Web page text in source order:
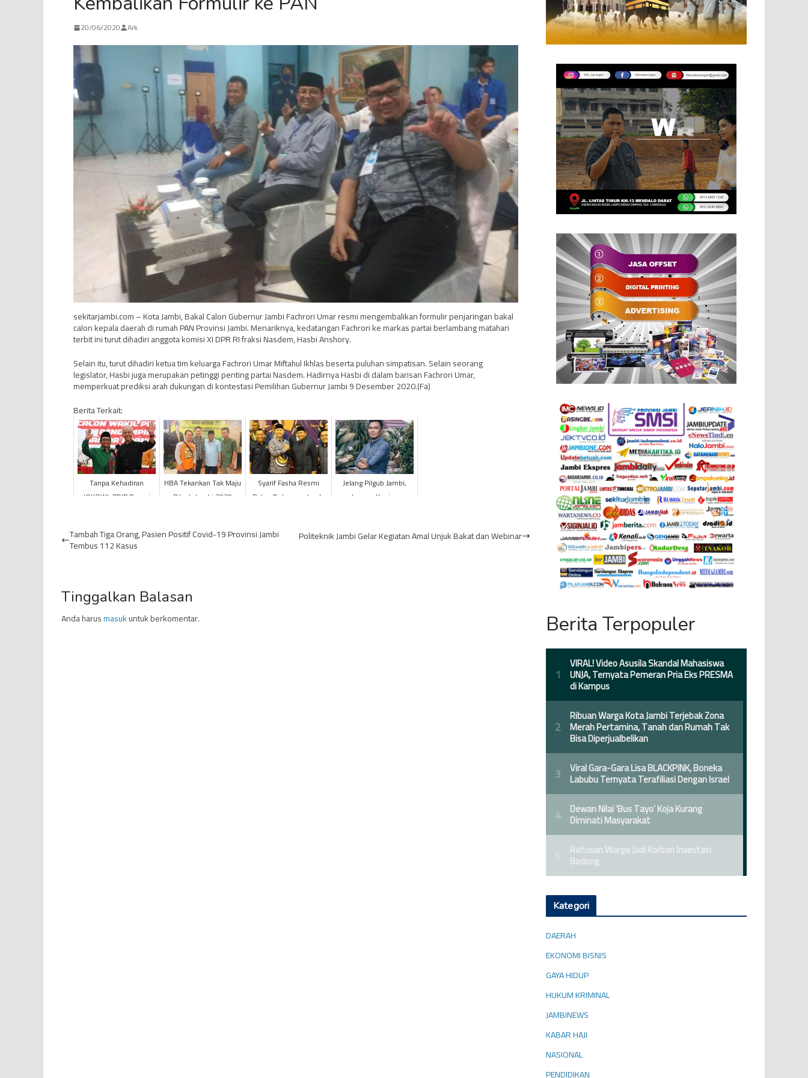
20/06/2020 Ark
sekitarjambi.com – Kota Jambi, Bakal Calon Gubernur Jambi Fachrori Umar resmi mengembalikan formulir penjaringan bakal
calon kepala daerah di rumah PAN Provinsi Jambi. Menariknya, kedatangan Fachrori ke markas partai berlambang matahari
terbit ini turut dihadiri anggota komisi XI DPR RI fraksi Nasdem, Hasbi Anshory.
Selain itu, turut dihadiri ketua tim keluarga Fachrori Umar Miftahul Ikhlas beserta puluhan simpatisan. Selain seorang
legislator, Hasbi juga merupakan petinggi penting partai Nasdem. Hadirnya Hasbi di dalam barisan Fachrori Umar,
memperkuat prediksi arah dukungan di kontestasi Pemilihan Gubernur Jambi 9 Desember 2020.(Fa)
Berita Terkait:
Tanpa Kehadiran
JOKOWI, PDIP Resmi
Ganjar Pran...
HBA Tekankan Tak Maju
Pilgub Jambi 2020
Syarif Fasha Resmi
Putus Dukungan ke dr.
Jelang Pilgub Jambi,
Lampu Kuning
Tambah Tiga Orang, Pasien Positif Covid-19 Provinsi Jambi
Tembus 112 Kasus
Politeknik Jambi Gelar Kegiatan Amal Unjuk Bakat dan Webinar
Tinggalkan Balasan
Anda harusmasukuntuk berkomentar. Berita Terpopuler
Kategori
DAERAH
EKONOMI BISNIS
GAYA HIDUP
HUKUM KRIMINAL
JAMBINEWS
KABAR HAJI
NASIONAL
PENDIDIKAN